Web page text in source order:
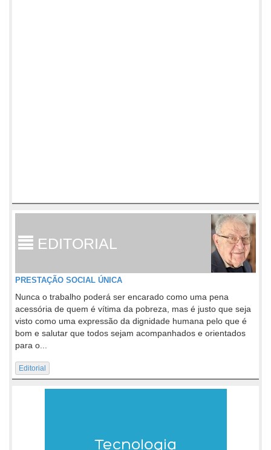
EDITORIAL
PRESTAÇÃO SOCIAL ÚNICA
Nunca o trabalho poderá ser encarado como uma pena
acessória de quem é vítima da pobreza, mas é justo que seja
visto como uma expressão da dignidade humana pelo que é
bom e salutar que todos sejam acompanhados e orientados
para o...
Editorial